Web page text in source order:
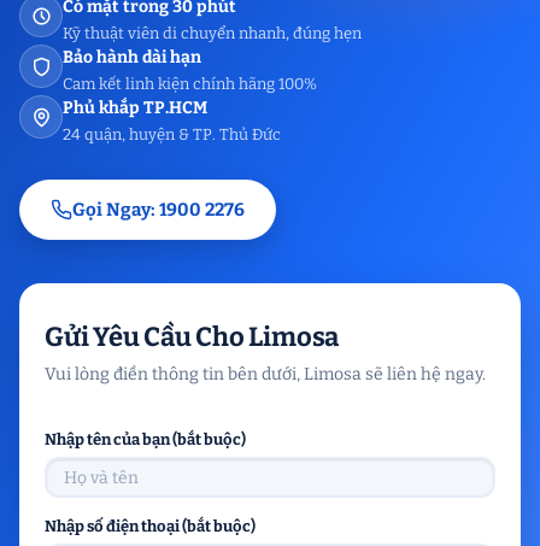
Có mặt trong 30 phút
Kỹ thuật viên di chuyển nhanh, đúng hẹn
Bảo hành dài hạn
Cam kết linh kiện chính hãng 100%
Phủ khắp TP.HCM
24 quận, huyện & TP. Thủ Đức
Gọi Ngay: 1900 2276
Gửi Yêu Cầu Cho Limosa
Vui lòng điền thông tin bên dưới, Limosa sẽ liên hệ ngay.
Nhập tên của bạn (bắt buộc)
Nhập số điện thoại (bắt buộc)